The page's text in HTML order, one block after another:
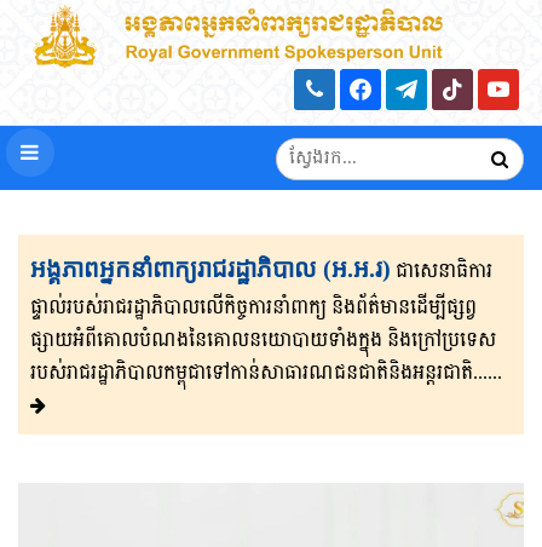
អង្គភាពអ្នកនាំពាក្យរាជរដ្ឋាភិបាល (អ.អ.រ) ជាសេនា​ធិ​កា​រ​​
ផ្ទាល់​របស់រាជរដ្ឋាភិ​បា​ល​លើ​កិច្ចការ​នាំពាក្យ និងព័ត៌មាន​ដើម្បីផ្សព្វ​
ផ្សាយ​​អំពីគោលបំណងនៃគោល​នយោបាយទាំងក្នុង និងក្រៅ​ប្រទេ​​ស​
របស់រាជរដ្ឋា​ភិ​បា​ល​កម្ពុជាទៅកាន់សាធារណជនជាតិនិងអន្តរជាតិ......